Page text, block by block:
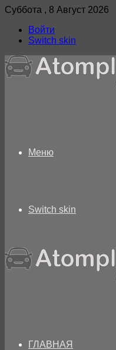
Суббота , 8 Август 2026
Войти
Switch skin
Меню
Switch skin
ГЛАВНАЯ